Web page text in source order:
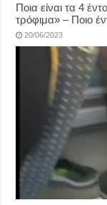
Ποια είναι τα 4
τρόφιμα» – Ποιο
20/06/2023